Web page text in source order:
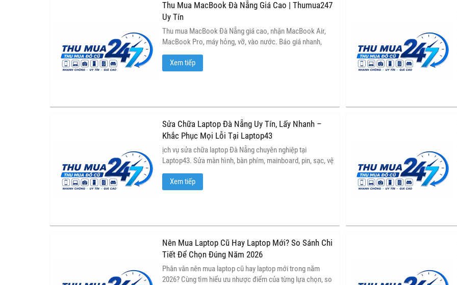
Thu Mua MacBook Đà Nẵng Giá Cao | Thumua247
Uy Tín
Thu mua MacBook Đà Nẵng giá cao, nhận MacBook Air,
MacBook Pro, máy hỏng, vỡ, vào nước. Báo giá nhanh,
giao dịch tận nơi, thanh toán ngay.
Xem tiếp
Sửa Chữa Laptop Đà Nẵng Uy Tín, Lấy Nhanh –
Khắc Phục Mọi Lỗi Tại Laptop43
ịch vụ sửa chữa laptop Đà Nẵng chuyên nghiệp tại
Laptop43. Sửa màn hình, bàn phím, mainboard, pin, sạc, vệ
sinh laptop, cài Windows và nâng cấp SSD, RAM. Kiểm tra
miễn phí, báo giá minh bạch.
Xem tiếp
Nên Mua Laptop Cũ Hay Laptop Mới? So Sánh Chi
Tiết Để Chọn Đúng Năm 2026
Phân vân nên mua laptop cũ hay laptop mới trong năm
2026? Cùng tìm hiểu ưu nhược điểm của từng lựa chọn, so